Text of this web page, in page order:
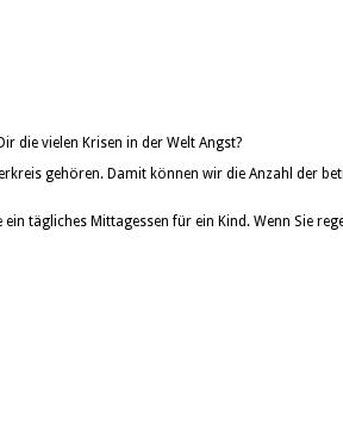
die vielen Krisen in der Welt Angst?
gehören. Damit können wir die Anzahl der
tägliches Mittagessen für ein Kind. Wenn Sie